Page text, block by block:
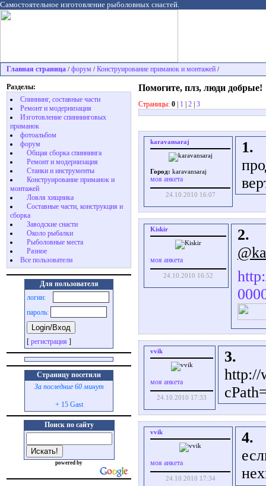
Самостоятельное изготовление рыболовных снастей.
Главная страница / форум / Конструирование приманок и монтажей /
Разделы:
Спиннинг, составные части
Ремонт и модернизация
Изготовление спиннинговых
приманок
фотоальбом
форум
Общая сборка спиннинга
Ремонт и модернизация
Станки и инструменты
Конструирование приманок и
монтажей
Ловля хищника
Cоставные части, конструкция и
сборка
Заводские снасти
Около рыбалки
Рыболовные места
Разное
Все пользователи
Для пользователя
логин:
пароль:
[ регистрация ]
Страницу посетили
За последние 60 минут
+ 15 Gast
Поиск по сайту
powered by
Помогите, плз, люди добрые!
Страницы: 0 | 1 | 2 | 3
karavansaraj
Город: karavansaraj
моя анкета
24.10.2010 16:07
1.
Kiskir
моя анкета
24.10.2010 16:52
2.
vvik
моя анкета
24.10.2010 17:33
3.
http://
vvik
моя анкета
24.10.2010 17:34
4.